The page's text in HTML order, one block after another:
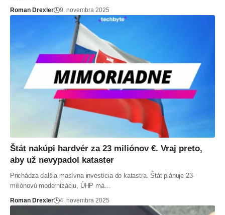
Roman Drexler 9. novembra 2025
Štát nakúpi hardvér za 23 miliónov €. Vraj preto,
aby už nevypadol kataster
Prichádza ďalšia masívna investícia do katastra. Štát plánuje 23-
miliónovú modernizáciu, ÚHP má…
Roman Drexler 4. novembra 2025